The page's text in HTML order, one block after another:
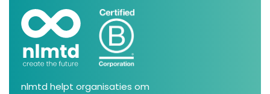
nlmtd helpt organisaties om